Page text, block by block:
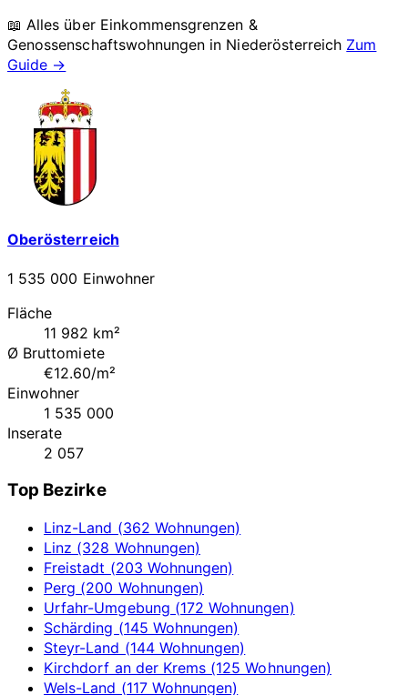
📖 Alles über Einkommensgrenzen &
Genossenschaftswohnungen in Niederösterreich Zum
Guide →
Oberösterreich
1 535 000 Einwohner
Fläche
11 982 km²
Ø Bruttomiete
€12.60/m²
Einwohner
1 535 000
Inserate
2 057
Top Bezirke
Linz-Land (362 Wohnungen)
Linz (328 Wohnungen)
Freistadt (203 Wohnungen)
Perg (200 Wohnungen)
Urfahr-Umgebung (172 Wohnungen)
Schärding (145 Wohnungen)
Steyr-Land (144 Wohnungen)
Kirchdorf an der Krems (125 Wohnungen)
Wels-Land (117 Wohnungen)